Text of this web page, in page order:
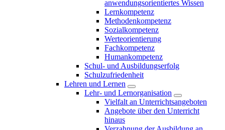
anwendungsorientiertes Wissen
Lernkompetenz
Methodenkompetenz
Sozialkompetenz
Werteorientierung
Fachkompetenz
Humankompetenz
Schul- und Ausbildungserfolg
Schulzufriedenheit
Lehren und Lernen
Lehr- und Lernorganisation
Vielfalt an Unterrichtsangeboten
Angebote über den Unterricht
hinaus